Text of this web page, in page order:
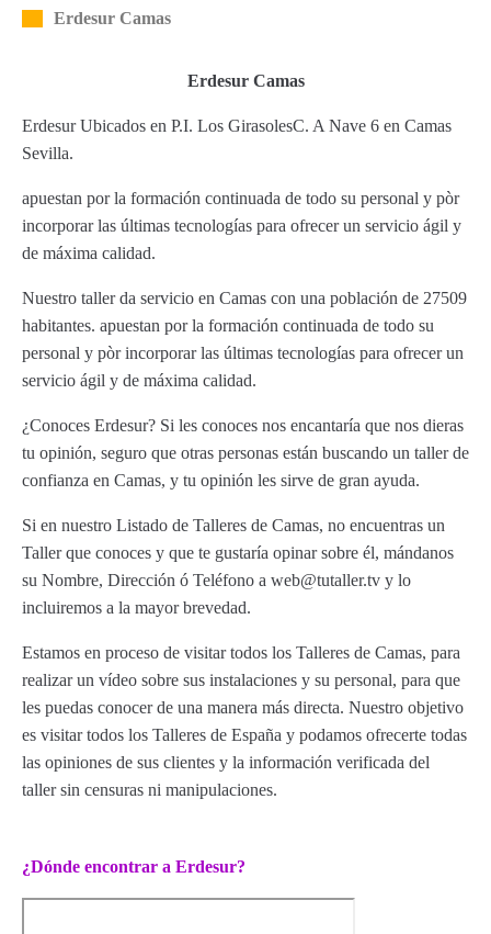
Erdesur Camas
Erdesur Camas
Erdesur Ubicados en P.I. Los GirasolesC. A Nave 6 en Camas
Sevilla.
apuestan por la formación continuada de todo su personal y pòr
incorporar las últimas tecnologías para ofrecer un servicio ágil y
de máxima calidad.
Nuestro taller da servicio en Camas con una población de 27509
habitantes. apuestan por la formación continuada de todo su
personal y pòr incorporar las últimas tecnologías para ofrecer un
servicio ágil y de máxima calidad.
¿Conoces Erdesur? Si les conoces nos encantaría que nos dieras
tu opinión, seguro que otras personas están buscando un taller de
confianza en Camas, y tu opinión les sirve de gran ayuda.
Si en nuestro Listado de Talleres de Camas, no encuentras un
Taller que conoces y que te gustaría opinar sobre él, mándanos
su Nombre, Dirección ó Teléfono a web@tutaller.tv y lo
incluiremos a la mayor brevedad.
Estamos en proceso de visitar todos los Talleres de Camas, para
realizar un vídeo sobre sus instalaciones y su personal, para que
les puedas conocer de una manera más directa. Nuestro objetivo
es visitar todos los Talleres de España y podamos ofrecerte todas
las opiniones de sus clientes y la información verificada del
taller sin censuras ni manipulaciones.
¿Dónde encontrar a Erdesur?